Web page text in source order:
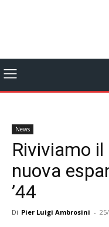
News
Riviviamo il
nuova
’44
Di Pier Luigi Ambrosini -